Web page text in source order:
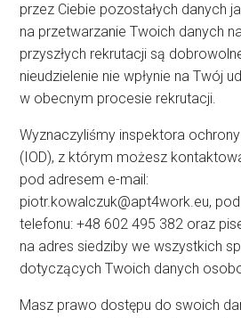
przez Ciebie pozostałych danych
na przetwarzanie Twoich danych
przyszłych rekrutacji są
nieudzielenie nie wpłynie na Twój
w obecnym procesie rekrutacji.
Wyznaczyliśmy inspektora
(IOD), z którym możesz
pod adresem e-mail:
piotr.kowalczuk@apt4work.eu,
telefonu: +48 602 495 382 oraz
na adres siedziby we wszystkich
dotyczących Twoich danych
Masz prawo dostępu do swoich